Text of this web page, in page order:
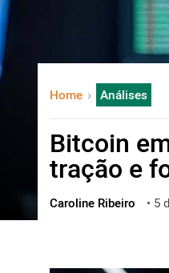
한국어
العربية
ไทย
ქართული
Home Análises
Bitcoin
tração e
Caroline Ribeiro • 5